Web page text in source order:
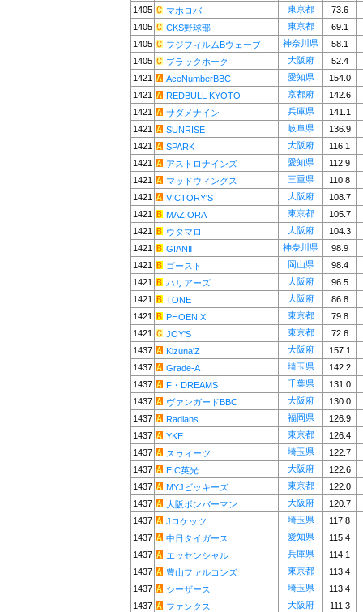
1405
マホロバ 東京都
73.6
1405
CKS野球部 東京都
69.1
1405
フジフィルムBウェーブ 神奈川県
58.1
1405
ブラックホーク 大阪府
52.4
1421
AceNumberBBC 愛知県
154.0
1421
REDBULL KYOTO 京都府
142.6
1421
サダメナイン 兵庫県
141.1
1421
SUNRISE 岐阜県
136.9
1421
SPARK 大阪府
116.1
1421
アストロナインズ 愛知県
112.9
1421
マッドウィングス 三重県
110.8
1421
VICTORY'S 大阪府
108.7
1421
MAZIORA 東京都
105.7
1421
ウタマロ 大阪府
104.3
1421
GIANⅡ 神奈川県
98.9
1421
ゴースト 岡山県
98.4
1421
ハリアーズ 大阪府
96.5
1421
TONE 大阪府
86.8
1421
PHOENIX 東京都
79.8
1421
JOY'S 東京都
72.6
1437
Kizuna'Z 大阪府
157.1
1437
Grade-A 埼玉県
142.2
1437
F・DREAMS 千葉県
131.0
1437
ヴァンガードBBC 大阪府
130.0
1437
Radians 福岡県
126.9
1437
YKE 東京都
126.4
1437
スゥィーツ 埼玉県
122.7
1437
EIC英光 大阪府
122.6
1437
MYJビッキーズ 東京都
122.0
1437
大阪ボンバーマン 大阪府
120.7
1437
Jロケッツ 埼玉県
117.8
1437
中日タイガース 愛知県
115.4
1437
エッセンシャル 兵庫県
114.1
1437
豊山ファルコンズ 東京都
113.4
1437
シーザース 埼玉県
113.4
1437
ファンクス 大阪府
111.3